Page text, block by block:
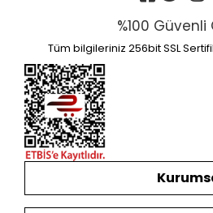
%100
Tüm bilgileriniz 256bit SSL